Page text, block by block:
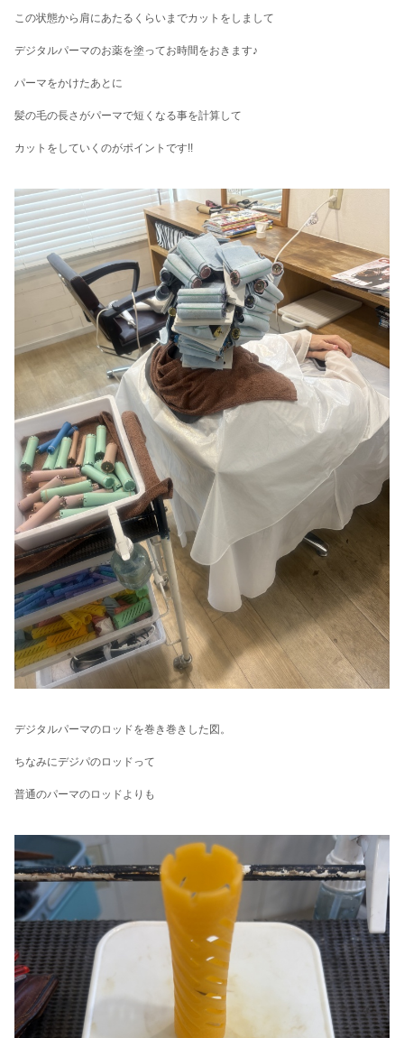
この状態から肩にあたるくらいまでカットをしまして
デジタルパーマのお薬を塗ってお時間をおきます♪
パーマをかけたあとに
髪の毛の長さがパーマで短くなる事を計算して
カットをしていくのがポイントです!!
デジタルパーマのロッドを巻き巻きした図。
ちなみにデジパのロッドって
普通のパーマのロッドよりも